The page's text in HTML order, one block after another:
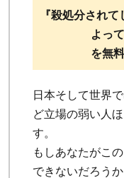
『殺処分され
よっ
を無
日本そして世界
ど立場の弱い人
す。
もしあなたがこ
できないだろう